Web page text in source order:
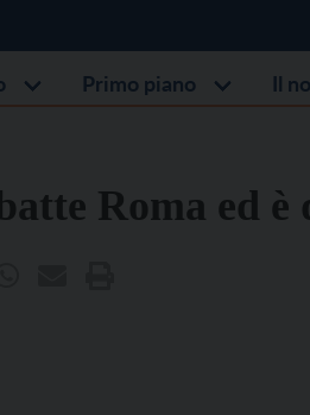
Primo piano Il
Roma ed è